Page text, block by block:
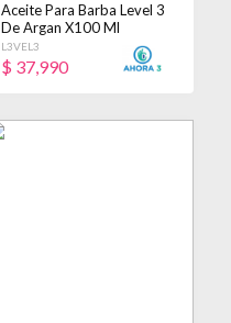
Aceite Para Barba Level 3
De Argan X100 Ml
L3VEL3
$ 37,990